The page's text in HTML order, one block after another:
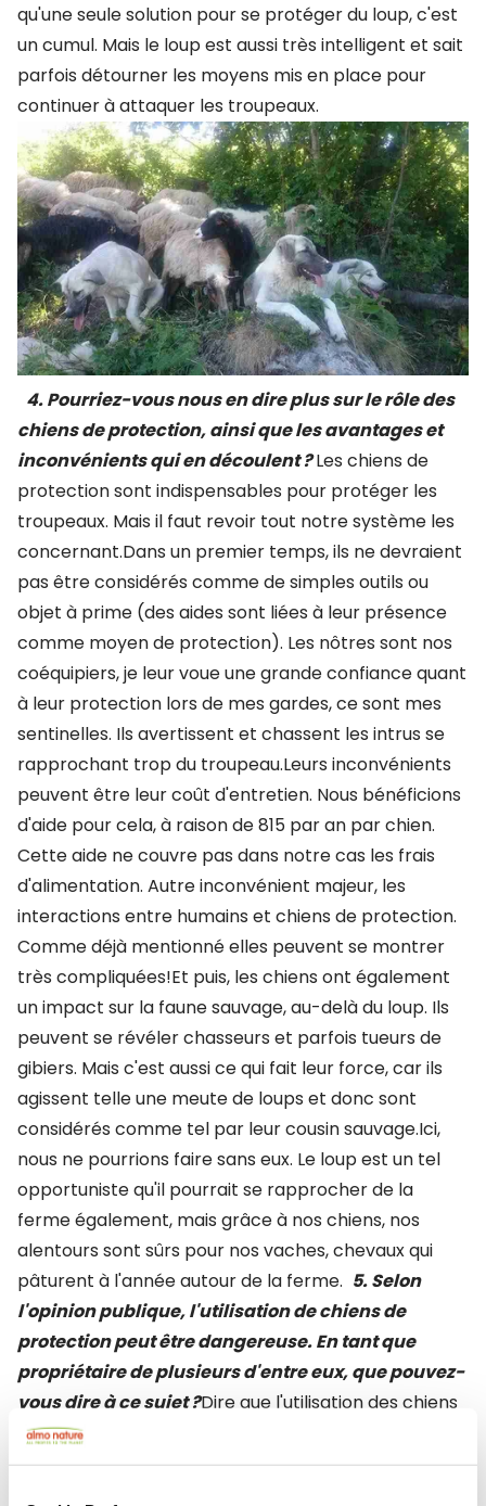
qu'une seule solution pour se protéger du loup, c'est
un cumul. Mais le loup est aussi très intelligent et sait
parfois détourner les moyens mis en place pour
continuer à attaquer les troupeaux.
4. Pourriez-vous nous en dire plus sur le rôle des
chiens de protection, ainsi que les avantages et
inconvénients qui en découlent ?Les chiens de
protection sont indispensables pour protéger les
troupeaux. Mais il faut revoir tout notre système les
concernant.Dans un premier temps, ils ne devraient
pas être considérés comme de simples outils ou
objet à prime (des aides sont liées à leur présence
comme moyen de protection). Les nôtres sont nos
coéquipiers, je leur voue une grande confiance quant
à leur protection lors de mes gardes, ce sont mes
sentinelles. Ils avertissent et chassent les intrus se
rapprochant trop du troupeau.Leurs inconvénients
peuvent être leur coût d'entretien. Nous bénéficions
d'aide pour cela, à raison de 815 par an par chien.
Cette aide ne couvre pas dans notre cas les frais
d'alimentation. Autre inconvénient majeur, les
interactions entre humains et chiens de protection.
Comme déjà mentionné elles peuvent se montrer
très compliquées!Et puis, les chiens ont également
un impact sur la faune sauvage, au-delà du loup. Ils
peuvent se révéler chasseurs et parfois tueurs de
gibiers. Mais c'est aussi ce qui fait leur force, car ils
agissent telle une meute de loups et donc sont
considérés comme tel par leur cousin sauvage.Ici,
nous ne pourrions faire sans eux. Le loup est un tel
opportuniste qu'il pourrait se rapprocher de la
ferme également, mais grâce à nos chiens, nos
alentours sont sûrs pour nos vaches, chevaux qui
pâturent à l'année autour de la ferme. 5. Selon
l'opinion publique, l'utilisation de chiens de
protection peut être dangereuse. En tant que
propriétaire de plusieurs d'entre eux, que pouvez-
vous dire à ce sujet ?Dire que l'utilisation des chiens
de protection peut se révéler dangereuse
reviendrait à dire qu'avoir un chien peut se révéler